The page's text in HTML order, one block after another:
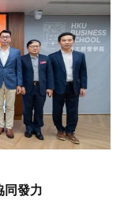
同發力